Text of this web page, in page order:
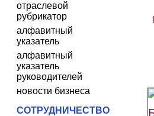
отраслевой
рубрикатор
алфавитный
указатель
алфавитный
указатель
руководителей
новости бизнеса
СОТРУДНИЧЕСТВО